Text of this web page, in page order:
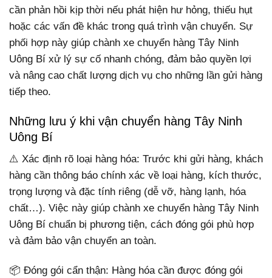
cần phản hồi kịp thời nếu phát hiện hư hỏng, thiếu hụt
hoặc các vấn đề khác trong quá trình vận chuyển. Sự
phối hợp này giúp chành xe chuyển hàng Tây Ninh
Uông Bí xử lý sự cố nhanh chóng, đảm bảo quyền lợi
và nâng cao chất lượng dịch vụ cho những lần gửi hàng
tiếp theo.
Những lưu ý khi vận chuyển hàng Tây Ninh
Uông Bí
⚠️ Xác định rõ loại hàng hóa: Trước khi gửi hàng, khách
hàng cần thông báo chính xác về loại hàng, kích thước,
trọng lượng và đặc tính riêng (dễ vỡ, hàng lạnh, hóa
chất…). Việc này giúp chành xe chuyển hàng Tây Ninh
Uông Bí chuẩn bị phương tiện, cách đóng gói phù hợp
và đảm bảo vận chuyển an toàn.
📦 Đóng gói cẩn thận: Hàng hóa cần được đóng gói